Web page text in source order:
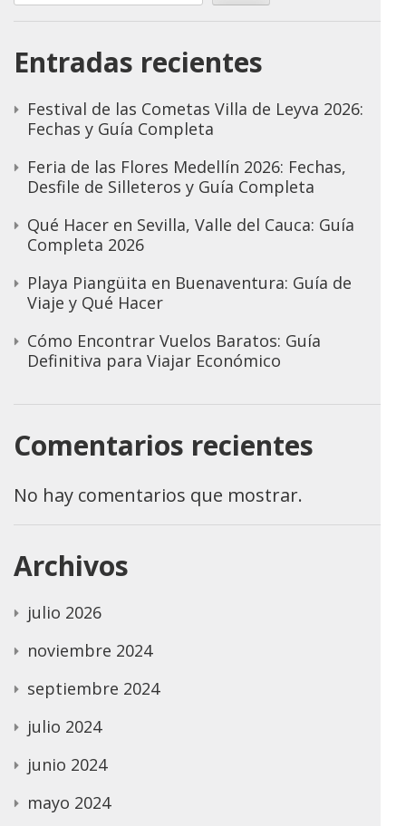
Entradas recientes
Festival de las Cometas Villa de Leyva 2026:
Fechas y Guía Completa
Feria de las Flores Medellín 2026: Fechas,
Desfile de Silleteros y Guía Completa
Qué Hacer en Sevilla, Valle del Cauca: Guía
Completa 2026
Playa Piangüita en Buenaventura: Guía de
Viaje y Qué Hacer
Cómo Encontrar Vuelos Baratos: Guía
Definitiva para Viajar Económico
Comentarios recientes
No hay comentarios que mostrar.
Archivos
julio 2026
noviembre 2024
septiembre 2024
julio 2024
junio 2024
mayo 2024